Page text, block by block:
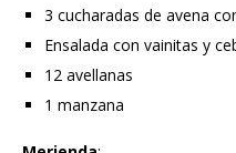
3 cucharadas de avena
Ensalada con vainitas y
12 avellanas
1 manzana